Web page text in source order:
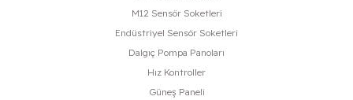
M12 Sensör Soketleri
Endüstriyel Sensör Soketleri
Dalgıç Pompa Panoları
Hız Kontroller
Güneş Paneli